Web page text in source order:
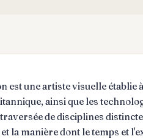
est une artiste visuelle
ainsi que les
de disciplines
et la manière dont le temps et